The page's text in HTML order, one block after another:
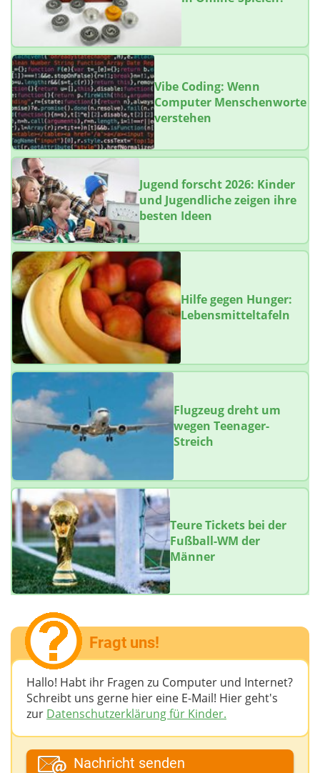
Vibe Coding: Wenn
Computer Menschenworte
verstehen
Jugend forscht 2026: Kinder
und Jugendliche zeigen ihre
besten Ideen
Hilfe gegen Hunger:
Lebensmitteltafeln
Flugzeug dreht um
wegen Teenager-
Streich
Teure Tickets bei der
Fußball-WM der
Männer
Fragt uns!
Hallo! Habt ihr Fragen zu Computer und Internet?
Schreibt uns gerne hier eine E-Mail! Hier geht's
zur Datenschutzerklärung für Kinder.
Dein Fantasiename
Nachricht senden